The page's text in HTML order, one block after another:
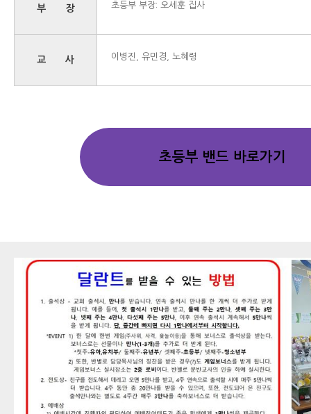
부 장 초등부 부장: 오세훈 집사
교 사 이병진, 유민경, 노혜령
초등부 밴드 바로가기